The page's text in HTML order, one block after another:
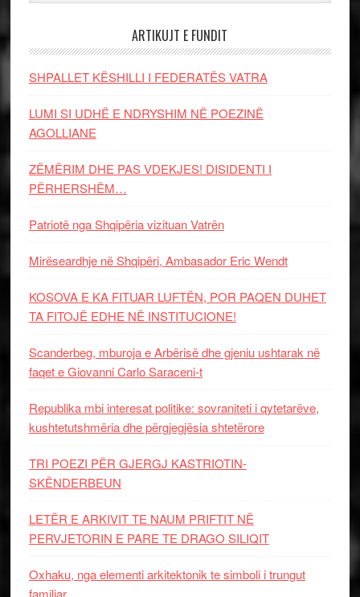
ARTIKUJT E FUNDIT
SHPALLET KËSHILLI I FEDERATËS VATRA
LUMI SI UDHË E NDRYSHIM NË POEZINË
AGOLLIANE
ZËMËRIM DHE PAS VDEKJES! DISIDENTI I
PËRHERSHËM…
Patriotë nga Shqipëria vizituan Vatrën
Mirëseardhje në Shqipëri, Ambasador Eric Wendt
KOSOVA E KA FITUAR LUFTËN, POR PAQEN DUHET
TA FITOJË EDHE NË INSTITUCIONE!
Scanderbeg, mburoja e Arbërisë dhe gjeniu ushtarak në
faqet e Giovanni Carlo Saraceni-t
Republika mbi interesat politike: sovraniteti i qytetarëve,
kushtetutshmëria dhe përgjegjësia shtetërore
TRI POEZI PËR GJERGJ KASTRIOTIN-
SKËNDERBEUN
LETËR E ARKIVIT TE NAUM PRIFTIT NË
PERVJETORIN E PARE TE DRAGO SILIQIT
Oxhaku, nga elementi arkitektonik te simboli i trungut
familjar